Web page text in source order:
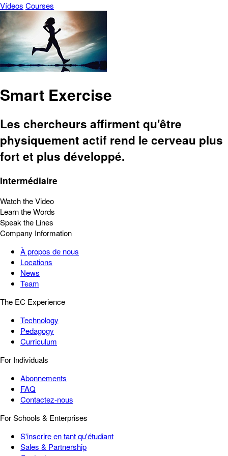
Vídeos Courses
Smart Exercise
Les chercheurs affirment qu'être
physiquement actif rend le cerveau plus
fort et plus développé.
Intermédiaire
Watch the Video
Learn the Words
Speak the Lines
Company Information
À propos de nous
Locations
News
Team
The EC Experience
Technology
Pedagogy
Curriculum
For Individuals
Abonnements
FAQ
Contactez-nous
For Schools & Enterprises
S'inscrire en tant qu'étudiant
Sales & Partnership